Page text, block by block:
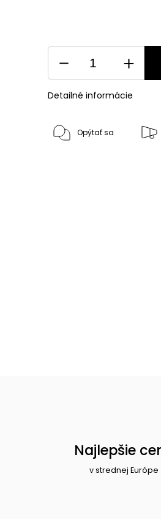
Detailné informácie
Opýtať sa
Najlepšie
v strednej Európe